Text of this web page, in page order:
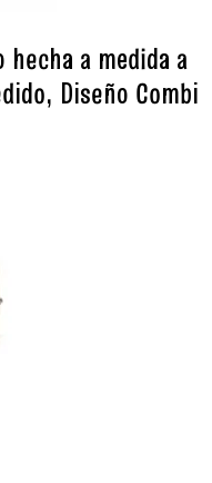
a medida a
Diseño Combi